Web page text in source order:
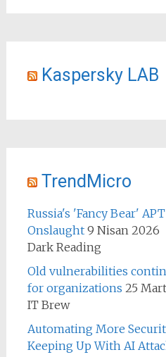
Kaspersky LAB
TrendMicro
Russia's 'Fancy Bear'
Onslaught 9 Nisan 2026
Dark Reading
Old vulnerabilities
for organizations 25
IT Brew
Automating More
Keeping Up With AI